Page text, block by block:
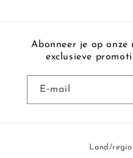
Abonneer je op onze
exclusieve
E‑mail
Land/regio